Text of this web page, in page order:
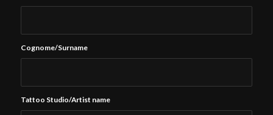
Cognome/Surname
Tattoo Studio/Artist name